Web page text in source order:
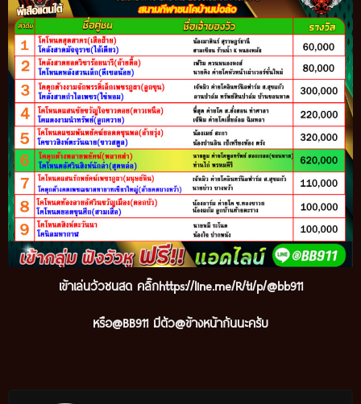
เข้าเล่นวัวชนสด คลิ๊กhttps://line.me/R/ti/p/@bb911
หรือ@BB911 มีตัว@ข้างหน้ากันนะครับ